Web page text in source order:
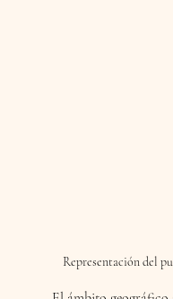
Representación del